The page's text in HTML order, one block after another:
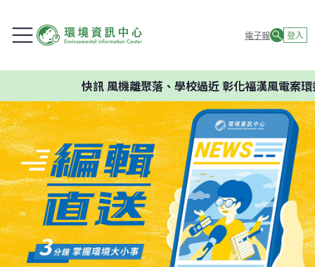
電子報 登入
快訊風機離聚落、學校過近 彰化福漢風電案環